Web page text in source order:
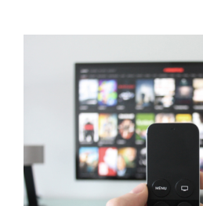
Ciutadania
Actualitat